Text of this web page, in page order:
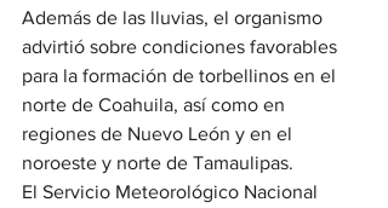
Además de las lluvias, el organismo
advirtió sobre condiciones favorables
para la formación de torbellinos en el
norte de Coahuila, así como en
regiones de Nuevo León y en el
noroeste y norte de Tamaulipas.
El Servicio Meteorológico Nacional